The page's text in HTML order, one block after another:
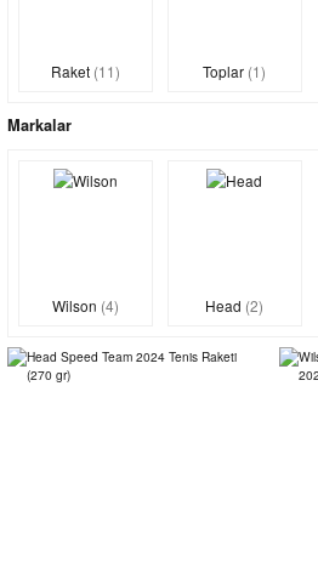
Raket (11) Toplar (1)
Markalar
Wilson (4) Head (2)